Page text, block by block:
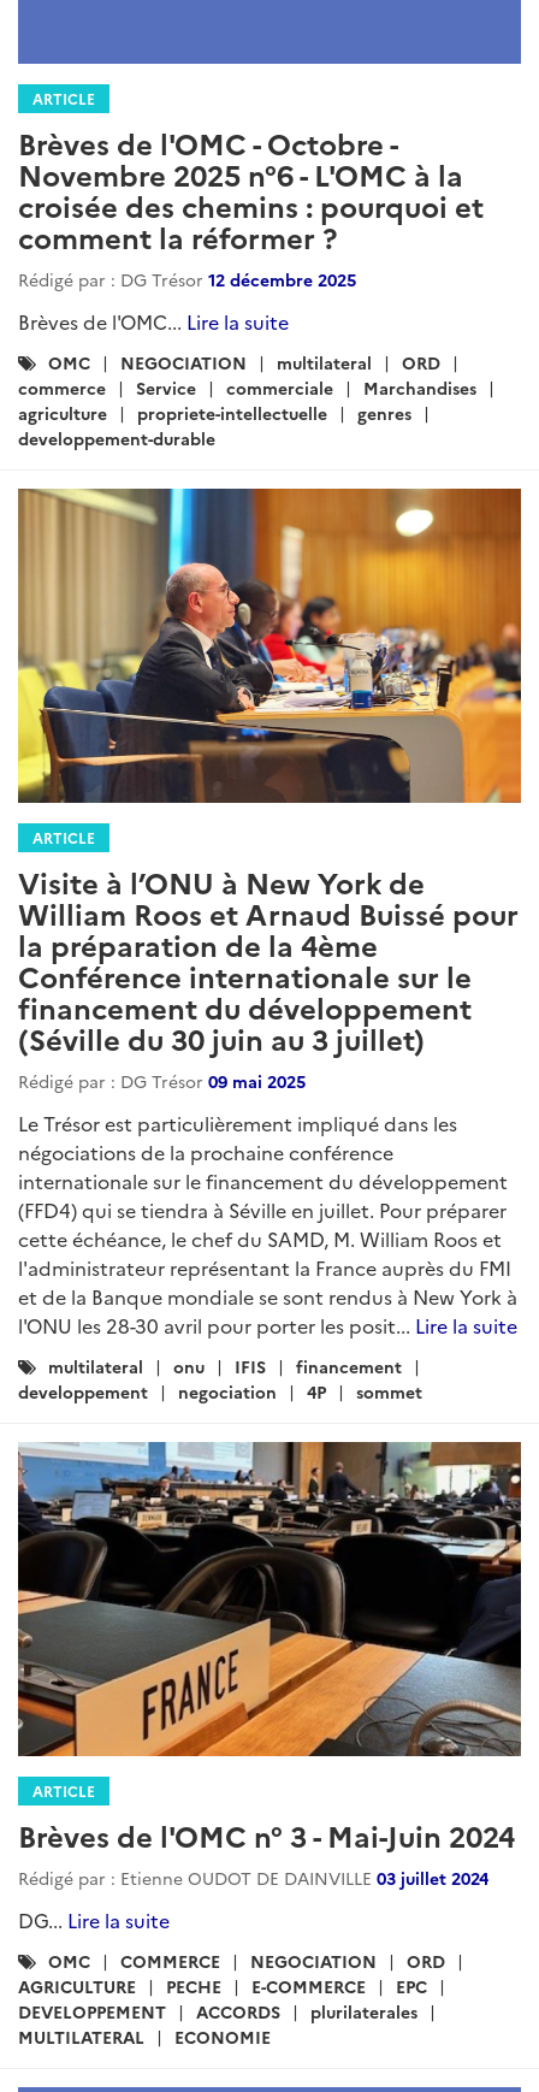
ARTICLE
Brèves de l'OMC - Octobre -
Novembre 2025 n°6 - L'OMC à la
croisée des chemins : pourquoi et
comment la réformer ?
Rédigé par : DG Trésor 12 décembre 2025
Brèves de l'OMC... Lire la suite
Catégories
:
OMC NEGOCIATION multilateral
ORD
commerce
Service commerciale
Marchandises
agriculture
propriete-intellectuelle
genres
developpement-durable
ARTICLE
Visite à l’ONU à New York de
William Roos et Arnaud Buissé pour
la préparation de la 4ème
Conférence internationale sur le
financement du développement
(Séville du 30 juin au 3 juillet)
Rédigé par : DG Trésor 09 mai 2025
Le Trésor est particulièrement impliqué dans les
négociations de la prochaine conférence
internationale sur le financement du développement
(FFD4) qui se tiendra à Séville en juillet. Pour préparer
cette échéance, le chef du SAMD, M. William Roos et
l'administrateur représentant la France auprès du FMI
et de la Banque mondiale se sont rendus à New York à
l'ONU les 28-30 avril pour porter les posit... Lire la suite
Catégories
:
multilateral onu IFIS
financement
developpement
negociation 4P sommet
ARTICLE
Brèves de l'OMC n° 3 - Mai-Juin 2024
Rédigé par : Etienne OUDOT DE DAINVILLE 03 juillet 2024
DG... Lire la suite
Catégories
:
OMC COMMERCE NEGOCIATION
ORD
AGRICULTURE
PECHE E-COMMERCE
EPC
DEVELOPPEMENT
ACCORDS
plurilaterales
MULTILATERAL
ECONOMIE